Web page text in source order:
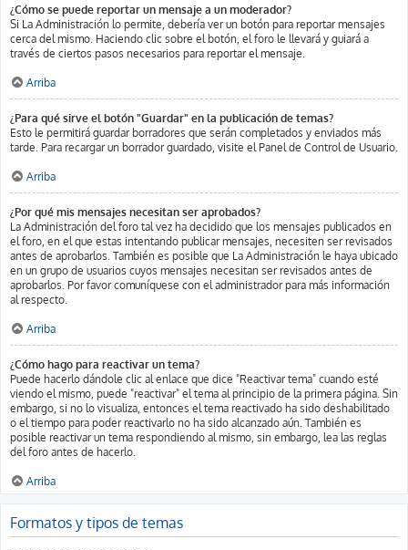
¿Cómo se puede reportar un mensaje a un moderador?
Si La Administración lo permite, debería ver un botón para reportar mensajes
cerca del mismo. Haciendo clic sobre el botón, el foro le llevará y guiará a
través de ciertos pasos necesarios para reportar el mensaje.
Arriba
¿Para qué sirve el botón "Guardar" en la publicación de temas?
Esto le permitirá guardar borradores que serán completados y enviados más
tarde. Para recargar un borrador guardado, visite el Panel de Control de Usuario.
Arriba
¿Por qué mis mensajes necesitan ser aprobados?
La Administración del foro tal vez ha decidido que los mensajes publicados en
el foro, en el que estas intentando publicar mensajes, necesiten ser revisados
antes de aprobarlos. También es posible que La Administración le haya ubicado
en un grupo de usuarios cuyos mensajes necesitan ser revisados antes de
aprobarlos. Por favor comuníquese con el administrador para más información
al respecto.
Arriba
¿Cómo hago para reactivar un tema?
Puede hacerlo dándole clic al enlace que dice "Reactivar tema" cuando esté
viendo el mismo, puede "reactivar" el tema al principio de la primera página. Sin
embargo, si no lo visualiza, entonces el tema reactivado ha sido deshabilitado
o el tiempo para poder reactivarlo no ha sido alcanzado aún. También es
posible reactivar un tema respondiendo al mismo, sin embargo, lea las reglas
del foro antes de hacerlo.
Arriba
Formatos y tipos de temas